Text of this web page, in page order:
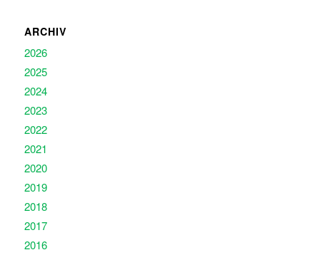
ARCHIV
2026
2025
2024
2023
2022
2021
2020
2019
2018
2017
2016